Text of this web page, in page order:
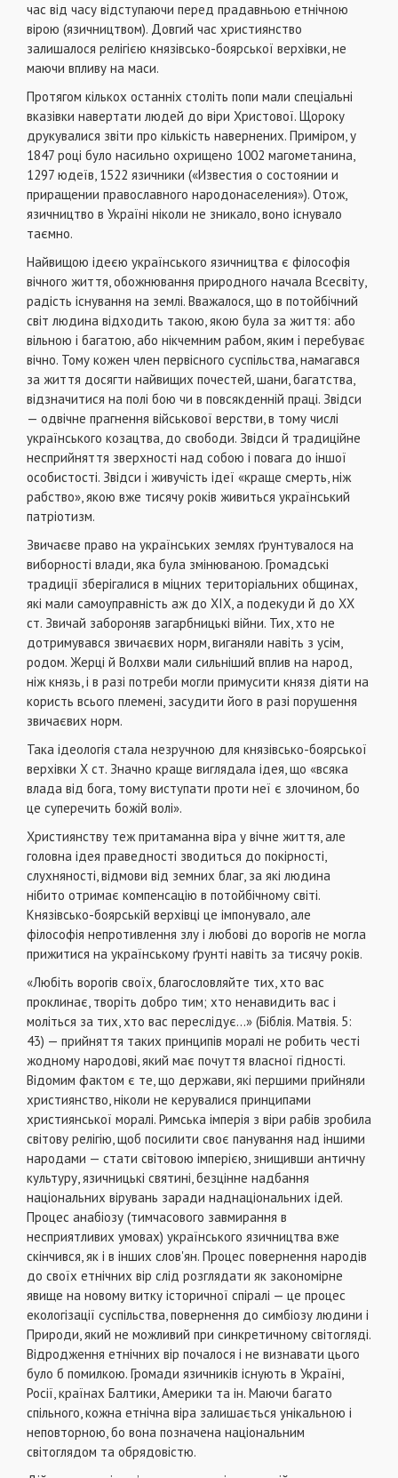
час від часу відступаючи перед прадавньою етнічною
вірою (язичництвом). Довгий час християнство
залишалося релігією князівсько-боярської верхівки, не
маючи впливу на маси.
Протягом кількох останніх століть попи мали спеціальні
вказівки навертати людей до віри Христової. Щороку
друкувалися звіти про кількість навернених. Приміром, у
1847 році було насильно oxpищено 1002 магометанина,
1297 юдеїв, 1522 язичники («Известия о состоянии и
приращении православного народонаселения»). Отож,
язичництво в Україні ніколи не зникало, воно існувало
таємно.
Найвищою ідеєю українського язичництва є філософія
вічного життя, обожнювання природного начала Всесвіту,
радість існування на землі. Вважалося, що в потойбічний
світ людина відходить такою, якою була за життя: або
вільною і багатою, або нікчемним рабом, яким і перебуває
вічно. Тому кожен член первісного суспільства, намагався
за життя досягти найвищих почестей, шани, багатства,
відзначитися на полі бою чи в повсякденній праці. Звідси
— одвічне прагнення військової верстви, в тому числі
українського козацтва, до свободи. Звідси й традиційне
несприйняття зверхності над собою і повага до іншої
особистості. Звідси і живучість ідеї «краще смерть, ніж
рабство», якою вже тисячу років живиться український
патріотизм.
Звичаєве право на українських землях ґрунтувалося на
виборності влади, яка була змінюваною. Громадські
традиції зберігалися в міцних територіальних общинах,
які мали самоуправність аж до ХІХ, а подекуди й до ХХ
ст. Звичай забороняв загарбницькі війни. Тих, хто не
дотримувався звичаєвих норм, виганяли навіть з усім,
родом. Жерці й Волхви мали сильніший вплив на народ,
ніж князь, і в разі потреби могли примусити князя діяти на
користь всього племені, засудити його в разі порушення
звичаєвих норм.
Така ідеологія стала незручною для князівсько-боярської
верхівки Х ст. Значно краще виглядала ідея, що «всяка
влада від бога, тому виступати проти неї є злочином, бо
це суперечить божій волі».
Християнству теж притаманна віра у вічне життя, але
головна ідея праведності зводиться до покірності,
слухняності, відмови від земних благ, за які людина
нібито отримає компенсацію в потойбічному світі.
Князівсько-боярській верхівці це імпонувало, але
філософія непротивлення злу і любові до ворогів не могла
прижитися на українському ґрунті навіть за тисячу років.
«Любіть ворогів своїх, благословляйте тих, хто вас
проклинає, творіть добро тим; хто ненавидить вас і
моліться за тих, хто вас переслідує...» (Біблія. Матвія. 5:
43) — прийняття таких принципів моралі не робить честі
жодному народові, який має почуття власної гідності.
Відомим фактом є те, що держави, які першими прийняли
християнство, ніколи не керувалися принципами
християнської моралі. Римська імперія з віри рабів зробила
світову релігію, щоб посилити своє панування над іншими
народами — стати світовою імперією, знищивши античну
культуру, язичницькі святині, безцінне надбання
національних вірувань заради наднаціональних ідей.
Процес анабіозу (тимчасового завмирання в
несприятливих умовах) українського язичництва вже
скінчився, як і в інших слов'ян. Процес повернення народів
до своїх етнічних вір слід розглядати як закономірне
явище на новому витку історичної спіралі — це процес
екологізації суспільства, повернення до симбіозу людини і
Природи, який не можливий при синкретичному світогляді.
Відродження етнічних вір почалося і не визнавати цього
було б помилкою. Громади язичників існують в Україні,
Росії, країнах Балтики, Америки та ін. Маючи багато
спільного, кожна етнічна віра залишається унікальною і
неповторною, бо вона позначена національним
світоглядом та обрядовістю.